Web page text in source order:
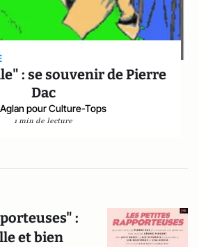
: se souvenir de Pierre
Dac
pour Culture-Tops
1 min de lecture
:
et bien